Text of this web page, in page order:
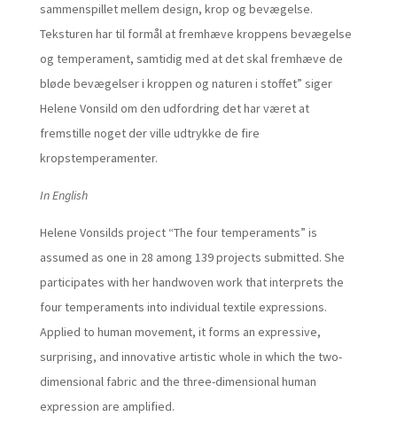
sammenspillet mellem design, krop og bevægelse.
Teksturen har til formål at fremhæve kroppens bevægelse
og temperament, samtidig med at det skal fremhæve de
bløde bevægelser i kroppen og naturen i stoffet” siger
Helene Vonsild om den udfordring det har været at
fremstille noget der ville udtrykke de fire
kropstemperamenter.
In English
Helene Vonsilds project “The four temperaments” is
assumed as one in 28 among 139 projects submitted. She
participates with her handwoven work that interprets the
four temperaments into individual textile expressions.
Applied to human movement, it forms an expressive,
surprising, and innovative artistic whole in which the two-
dimensional fabric and the three-dimensional human
expression are amplified.